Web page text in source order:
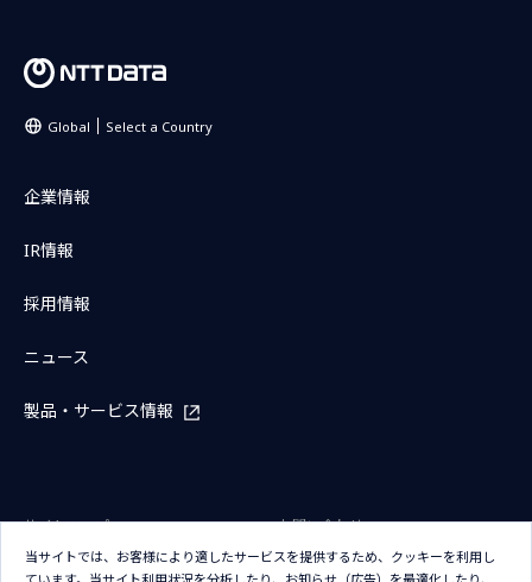
Global Select a Country
企業情報
IR情報
採用情報
ニュース
製品・サービス情報
サイトマップ
お問い合わせ
サイトのご利用条件
プライバシーポリシー
当サイトでは、お客様により適したサービスを提供するため、クッキーを利用し